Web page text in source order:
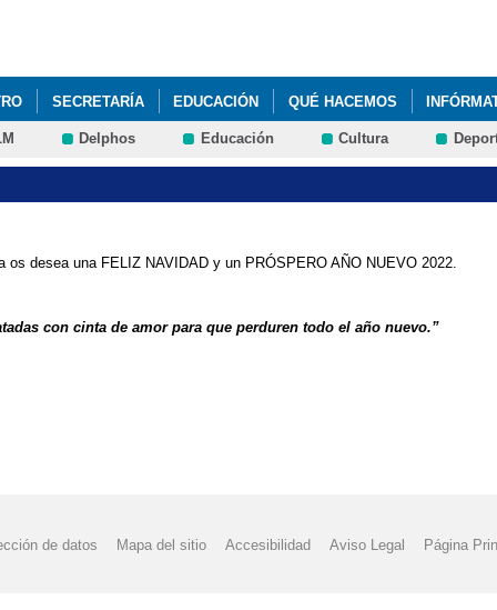
SECRETARÍA EDUCACIÓN QUÉ HACEMOS
CURRICULARES 1º Y 2º DE PRIMARIA COBISA DIBUJO
Delphos Educación Cultura
desea una FELIZ NAVIDAD y un PRÓSPERO AÑO NUEVO 2022.
con cinta de amor para que perduren todo el año nuevo.”
de datos Mapa del sitio Accesibilidad Aviso Legal Página